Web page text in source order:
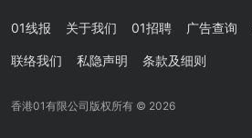
01线报 关于我们 01招聘 广告查询
联络我们 私隐声明 条款及细则
香港01有限公司版权所有 © 2026